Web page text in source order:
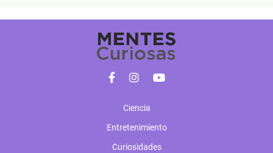
Ciencia
Entretenimiento
Curiosidades